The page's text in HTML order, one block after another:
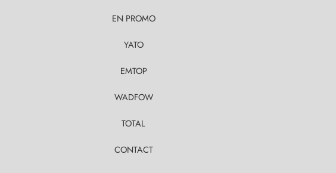
EN PROMO
YATO
EMTOP
WADFOW
TOTAL
CONTACT